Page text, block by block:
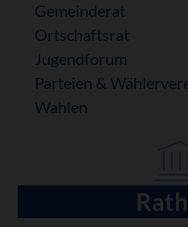
Gemeinderat
Ortschaftsrat
Jugendforum
Parteien &
Wahlen